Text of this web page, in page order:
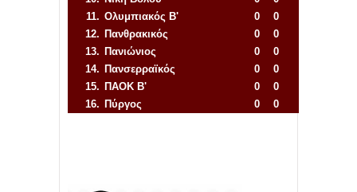
11. Ολυμπιακός Β' 0
0
12. Πανθρακικός 0
0
13. Πανιώνιος 0
0
14. Πανσερραϊκός 0
0
15. ΠΑΟΚ Β' 0
0
16. Πύργος 0
0